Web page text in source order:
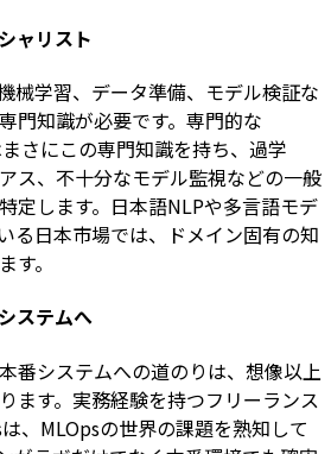
ャリスト
械学習、データ準備、モデル検証な
門知識が必要です。専門的な
さにこの専門知識を持ち、過学
ス、不十分なモデル監視などの一般
定します。日本語NLPや多言語モデ
る日本市場では、ドメイン固有の知
す。
ステムへ
番システムへの道のりは、想像以上
ます。実務経験を持つフリーランス
、MLOpsの世界の課題を熟知して